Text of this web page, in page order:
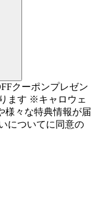
クーポンプレゼン
ます ※キャロウェ
様々な特典情報が届
についてに同意の